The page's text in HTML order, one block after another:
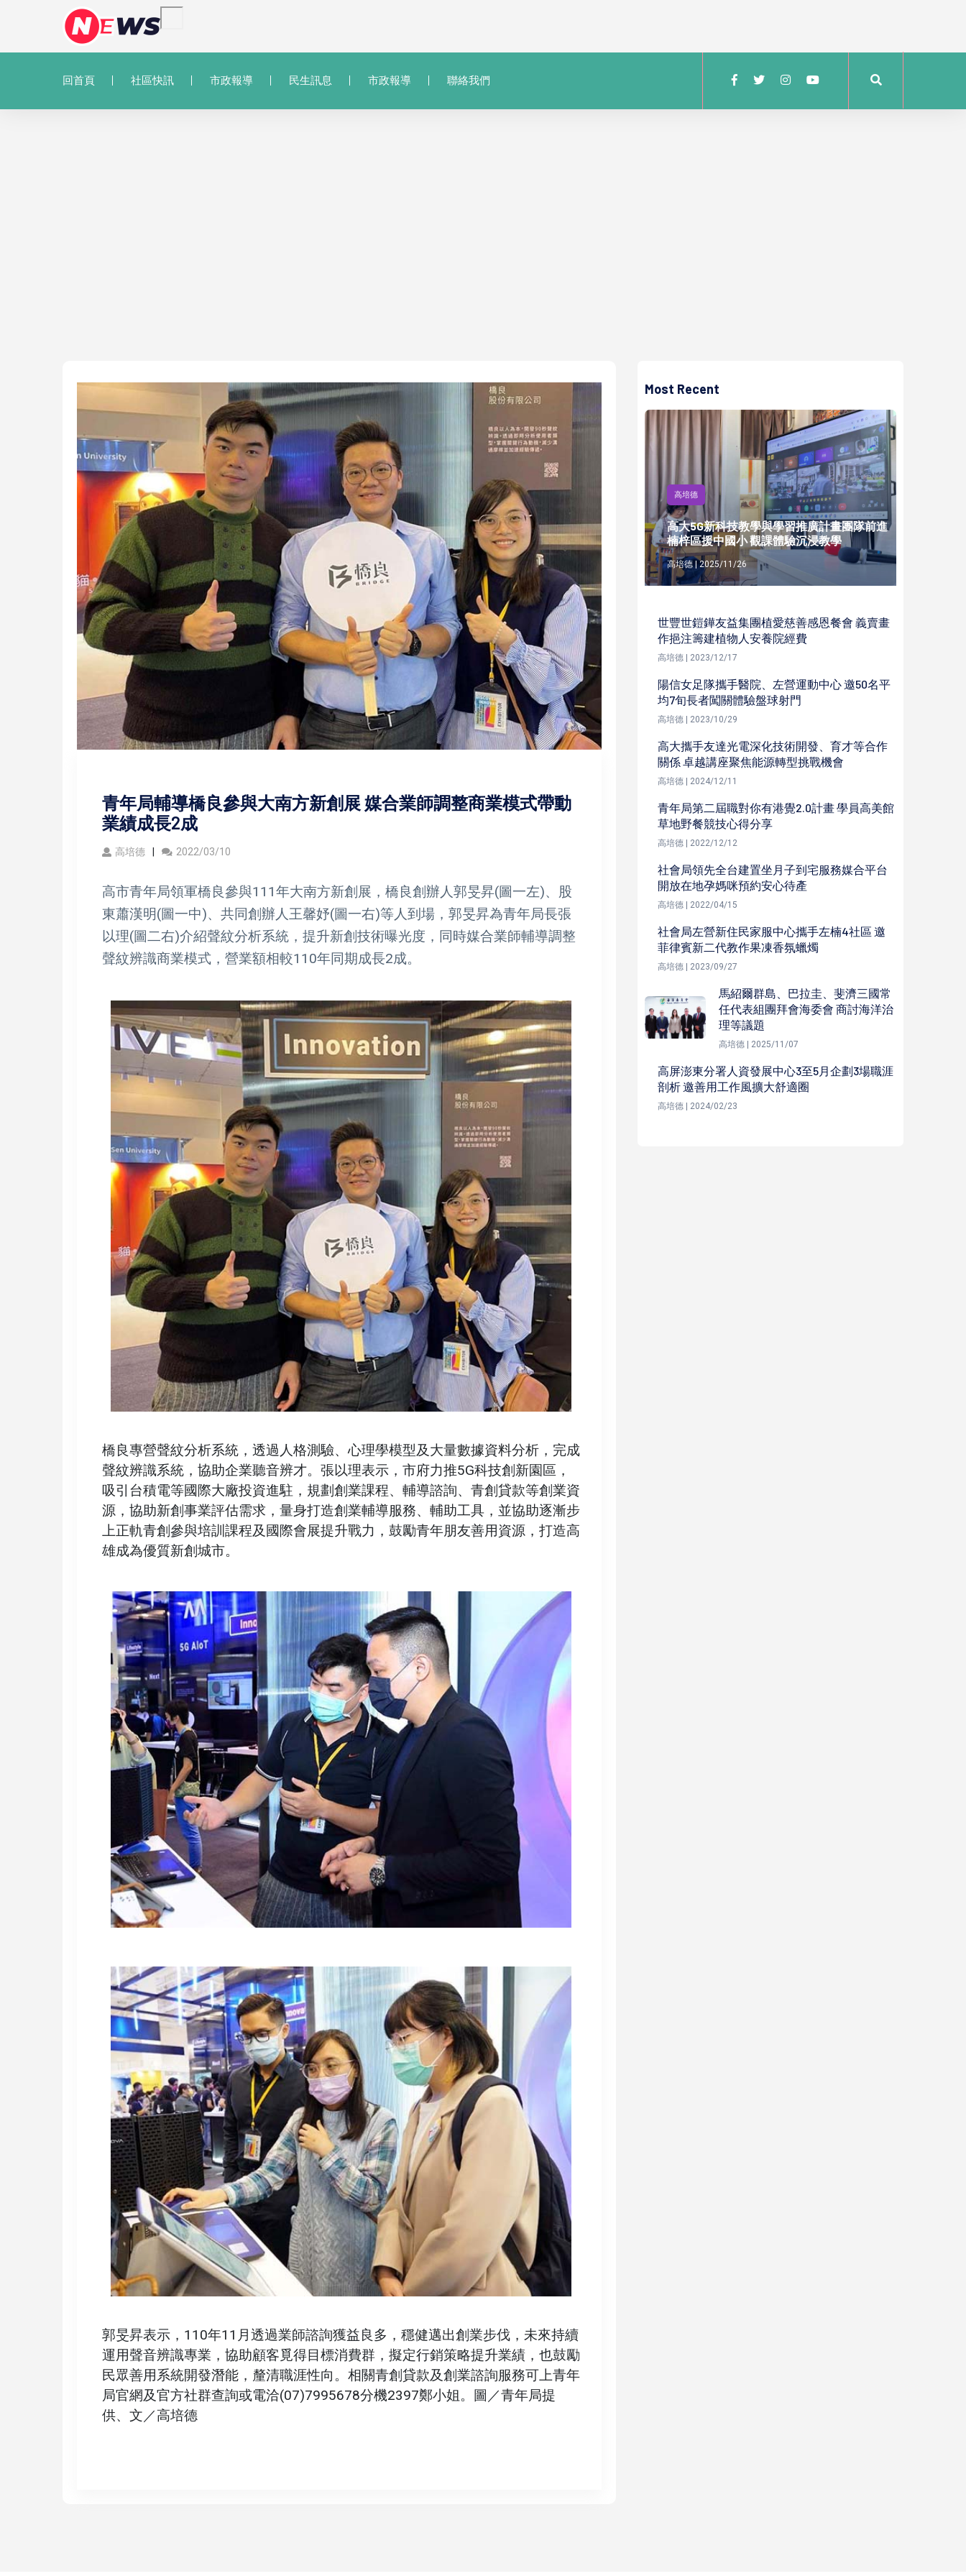
回首頁 社區快訊 市政報導 民生訊息 市政報導 聯絡我們
青年局輔導橋良參與大南方新創展 媒合業師調整商業模式帶動
業績成長2成
高培德 2022/03/10
高市青年局領軍橋良參與111年大南方新創展，橋良創辦人郭旻昇(圖一左)、股
東蕭漢明(圖一中)、共同創辦人王馨妤(圖一右)等人到場，郭旻昇為青年局長張
以理(圖二右)介紹聲紋分析系統，提升新創技術曝光度，同時媒合業師輔導調整
聲紋辨識商業模式，營業額相較110年同期成長2成。
橋良專營聲紋分析系統，透過人格測驗、心理學模型及大量數據資料分析，完成
聲紋辨識系統，協助企業聽音辨才。張以理表示，市府力推5G科技創新園區，
吸引台積電等國際大廠投資進駐，規劃創業課程、輔導諮詢、青創貸款等創業資
源，協助新創事業評估需求，量身打造創業輔導服務、輔助工具，並協助逐漸步
上正軌青創參與培訓課程及國際會展提升戰力，鼓勵青年朋友善用資源，打造高
雄成為優質新創城市。
郭旻昇表示，110年11月透過業師諮詢獲益良多，穩健邁出創業步伐，未來持續
運用聲音辨識專業，協助顧客覓得目標消費群，擬定行銷策略提升業績，也鼓勵
民眾善用系統開發潛能，釐清職涯性向。相關青創貸款及創業諮詢服務可上青年
局官網及官方社群查詢或電洽(07)7995678分機2397鄭小姐。圖／青年局提
供、文／高培德
Most Recent
高培德
高大5G新科技教學與學習推廣計畫團隊前進
楠梓區援中國小 觀課體驗沉浸教學
高培德 | 2025/11/26
世豐世鎧鏵友益集團植愛慈善感恩餐會 義賣畫
作挹注籌建植物人安養院經費
高培德 | 2023/12/17
陽信女足隊攜手醫院、左營運動中心 邀50名平
均7旬長者闖關體驗盤球射門
高培德 | 2023/10/29
高大攜手友達光電深化技術開發、育才等合作
關係 卓越講座聚焦能源轉型挑戰機會
高培德 | 2024/12/11
青年局第二屆職對你有港覺2.0計畫 學員高美館
草地野餐競技心得分享
高培德 | 2022/12/12
社會局領先全台建置坐月子到宅服務媒合平台
開放在地孕媽咪預約安心待產
高培德 | 2022/04/15
社會局左營新住民家服中心攜手左楠4社區 邀
菲律賓新二代教作果凍香氛蠟燭
高培德 | 2023/09/27
馬紹爾群島、巴拉圭、斐濟三國常
任代表組團拜會海委會 商討海洋治
理等議題
高培德 | 2025/11/07
高屏澎東分署人資發展中心3至5月企劃3場職涯
剖析 邀善用工作風擴大舒適圈
高培德 | 2024/02/23